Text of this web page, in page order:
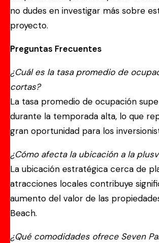
no dudes en investigar más sobre
proyecto.
Preguntas Frecuentes
¿Cuál es la tasa promedio de
cortas?
La tasa promedio de ocupación
durante la temporada alta, lo que
gran oportunidad para los
¿Cómo afecta la ubicación a la
La ubicación estratégica cerca de
atracciones locales contribuye
aumento del valor de las
Beach.
¿Qué comodidades ofrece Seven